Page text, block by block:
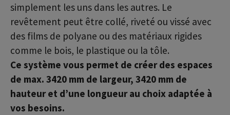
simplement les uns dans les autres. Le
revêtement peut être collé, riveté ou vissé avec
des films de polyane ou des matériaux rigides
comme le bois, le plastique ou la tôle.
Ce système vous permet de créer des espaces
de max. 3420 mm de largeur, 3420 mm de
hauteur et d’une longueur au choix adaptée à
vos besoins.